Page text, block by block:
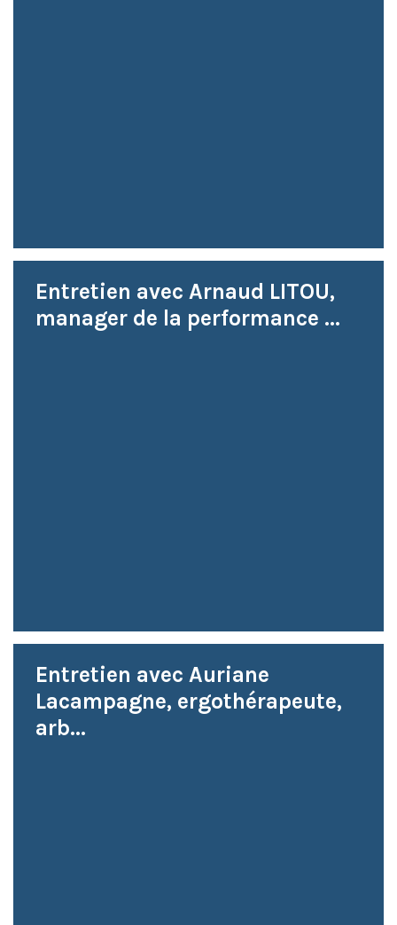
Entretien avec Arnaud LITOU,
manager de la performance ...
Entretien avec Auriane
Lacampagne, ergothérapeute,
arb...